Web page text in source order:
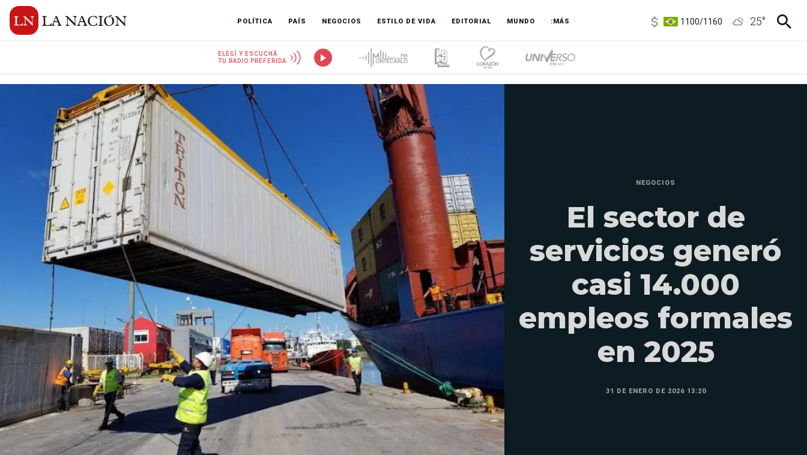
POLÍTICA PAÍS NEGOCIOS ESTILO DE VIDA EDITORIAL MUNDO :MÁS
3,8/4
25°
ELEGÍ Y ESCUCHÁ
TU RADIO PREFERIDA
NEGOCIOS
El sector de
servicios generó
casi 14.000
empleos formales
en 2025
31 DE ENERO DE 2026 13:20